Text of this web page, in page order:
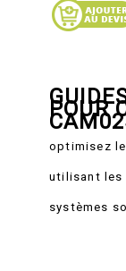
POUR
optimisez
utilisant les
systèmes